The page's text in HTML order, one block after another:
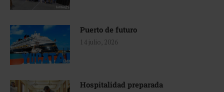
Puerto de futuro
14 julio, 2026
Hospitalidad preparada